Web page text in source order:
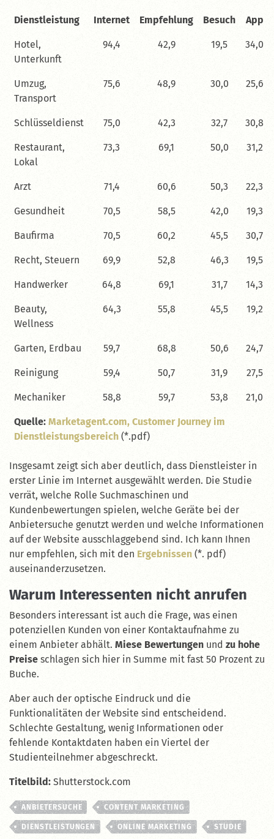
Dienstleistung Internet Empfehlung Besuch App
Hotel,
Unterkunft
94,4 42,9 19,5 34,0
Umzug,
Transport
75,6 48,9 30,0 25,6
Schlüsseldienst 75,0 42,3 32,7 30,8
Restaurant,
Lokal
73,3 69,1 50,0 31,2
Arzt 71,4 60,6 50,3 22,3
Gesundheit 70,5 58,5 42,0 19,3
Baufirma 70,5 60,2 45,5 30,7
Recht, Steuern 69,9 52,8 46,3 19,5
Handwerker 64,8 69,1 31,7 14,3
Beauty,
Wellness
64,3 55,8 45,5 19,2
Garten, Erdbau 59,7 68,8 50,6 24,7
Reinigung 59,4 50,7 31,9 27,5
Mechaniker 58,8 59,7 53,8 21,0
Quelle: Marketagent.com, Customer Journey im
Dienstleistungsbereich (*.pdf)
Insgesamt zeigt sich aber deutlich, dass Dienstleister in
erster Linie im Internet ausgewählt werden. Die Studie
verrät, welche Rolle Suchmaschinen und
Kundenbewertungen spielen, welche Geräte bei der
Anbietersuche genutzt werden und welche Informationen
auf der Website ausschlaggebend sind. Ich kann Ihnen
nur empfehlen, sich mit den Ergebnissen (*. pdf)
auseinanderzusetzen.
Warum Interessenten nicht anrufen
Besonders interessant ist auch die Frage, was einen
potenziellen Kunden von einer Kontaktaufnahme zu
einem Anbieter abhält. Miese Bewertungen und zu hohe
Preise schlagen sich hier in Summe mit fast 50 Prozent zu
Buche.
Aber auch der optische Eindruck und die
Funktionalitäten der Website sind entscheidend.
Schlechte Gestaltung, wenig Informationen oder
fehlende Kontaktdaten haben ein Viertel der
Studienteilnehmer abgeschreckt.
Titelbild: Shutterstock.com
ANBIETERSUCHE CONTENT MARKETING
DIENSTLEISTUNGEN ONLINE MARKETING STUDIE